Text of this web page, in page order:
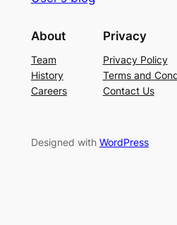
About
Team
History
Careers
Privacy
Privacy Policy
Terms and
Contact Us
Designed with WordPress